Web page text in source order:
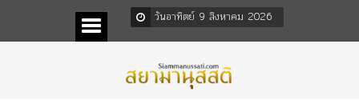
วันอาทิตย์ 9 สิงหาคม 2026